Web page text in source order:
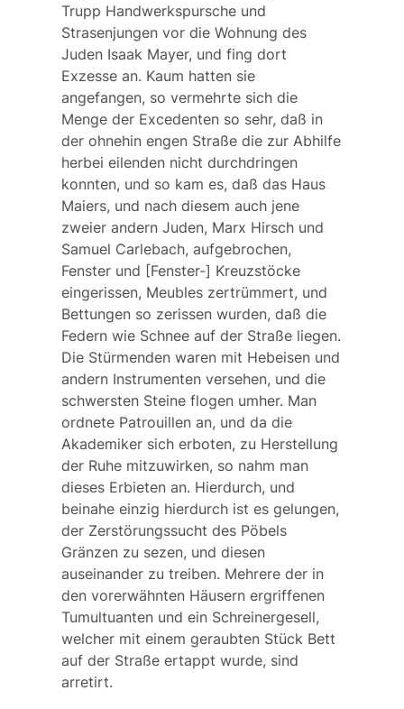
Trupp Handwerkspursche und
Strasenjungen vor die Wohnung des
Juden Isaak Mayer, und fing dort
Exzesse an. Kaum hatten sie
angefangen, so vermehrte sich die
Menge der Excedenten so sehr, daß in
der ohnehin engen Straße die zur Abhilfe
herbei eilenden nicht durchdringen
konnten, und so kam es, daß das Haus
Maiers, und nach diesem auch jene
zweier andern Juden, Marx Hirsch und
Samuel Carlebach, aufgebrochen,
Fenster und [Fenster-] Kreuzstöcke
eingerissen, Meubles zertrümmert, und
Bettungen so zerissen wurden, daß die
Federn wie Schnee auf der Straße liegen.
Die Stürmenden waren mit Hebeisen und
andern Instrumenten versehen, und die
schwersten Steine flogen umher. Man
ordnete Patrouillen an, und da die
Akademiker sich erboten, zu Herstellung
der Ruhe mitzuwirken, so nahm man
dieses Erbieten an. Hierdurch, und
beinahe einzig hierdurch ist es gelungen,
der Zerstörungssucht des Pöbels
Gränzen zu sezen, und diesen
auseinander zu treiben. Mehrere der in
den vorerwähnten Häusern ergriffenen
Tumultuanten und ein Schreinergesell,
welcher mit einem geraubten Stück Bett
auf der Straße ertappt wurde, sind
arretirt.